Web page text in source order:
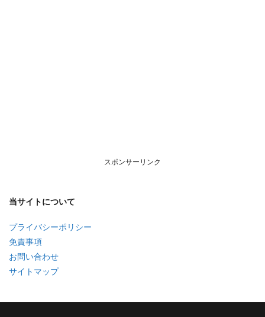
スポンサーリンク
当サイトについて
プライバシーポリシー
免責事項
お問い合わせ
サイトマップ